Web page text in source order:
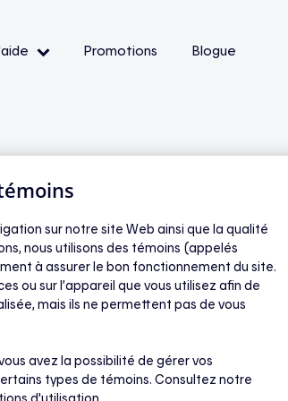
Promotions Blogue
un
sur notre site Web ainsi que la qualité
nous utilisons des témoins (appelés
à assurer le bon fonctionnement du site.
ou sur l’appareil que vous utilisez afin de
mais ils ne permettent pas de vous
avez la possibilité de gérer vos
types de témoins. Consultez notre
d'utilisation.